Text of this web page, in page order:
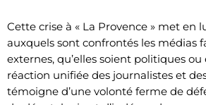
Cette crise à « La Provence » met en
auxquels sont confrontés les médias
externes, qu’elles soient politiques
réaction unifiée des journalistes et
témoigne d’une volonté ferme de